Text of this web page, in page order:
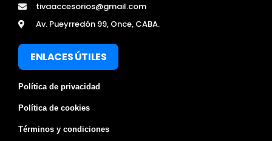
tivaaccesorios@gmail.com
Av. Pueyrredón 99, Once, CABA.
ENLACES ÚTILES
Política de privacidad
Política de cookies
Términos y condiciones